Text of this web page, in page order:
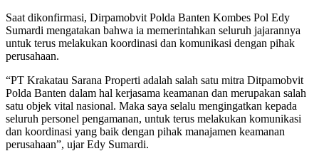
Saat dikonfirmasi, Dirpamobvit Polda Banten Kombes Pol Edy
Sumardi mengatakan bahwa ia memerintahkan seluruh jajarannya
untuk terus melakukan koordinasi dan komunikasi dengan pihak
perusahaan.
“PT Krakatau Sarana Properti adalah salah satu mitra Ditpamobvit
Polda Banten dalam hal kerjasama keamanan dan merupakan salah
satu objek vital nasional. Maka saya selalu mengingatkan kepada
seluruh personel pengamanan, untuk terus melakukan komunikasi
dan koordinasi yang baik dengan pihak manajamen keamanan
perusahaan”, ujar Edy Sumardi.